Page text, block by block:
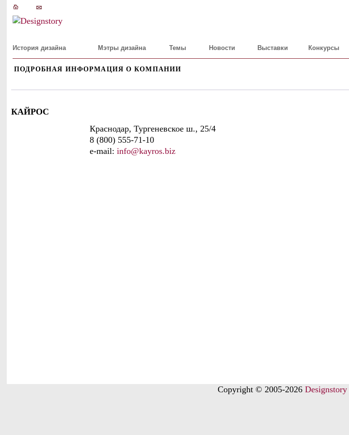
История дизайна Мэтры дизайна Темы Новости Выставки Конкурсы
ПОДРОБНАЯ ИНФОРМАЦИЯ О КОМПАНИИ
КАЙРОС
Краснодар, Тургеневское ш., 25/4
8 (800) 555-71-10
e-mail: info@kаyros.biz
Copyright © 2005-2026 Designstory